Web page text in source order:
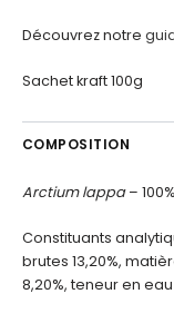
Découvrez notre
Sachet kraft 100g
COMPOSITION
Arctium lappa–
Constituants
brutes 13,20%,
8,20%, teneur en eau